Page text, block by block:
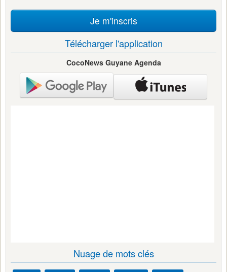
Je m'inscris
Télécharger l'application
CocoNews Guyane Agenda
Nuage de mots clés